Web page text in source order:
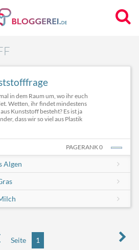
in dem Raum um, wo ihr euch
Wetten, ihr findet mindestens
Kunststoff besteht? Es ist ja
dass wir so viel aus Plastik
PAGERANK 0
Algen
Seite 1